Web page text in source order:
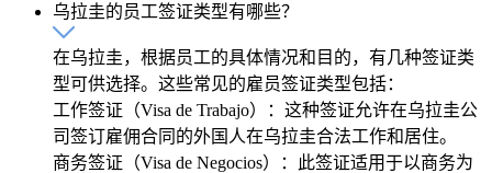
乌拉圭的员工签证类型有哪些？
在乌拉圭，根据员工的具体情况和目的，有几种签证类
型可供选择。这些常见的雇员签证类型包括：
工作签证（Visa de Trabajo）：这种签证允许在乌拉圭公
司签订雇佣合同的外国人在乌拉圭合法工作和居住。
商务签证（Visa de Negocios）：此签证适用于以商务为